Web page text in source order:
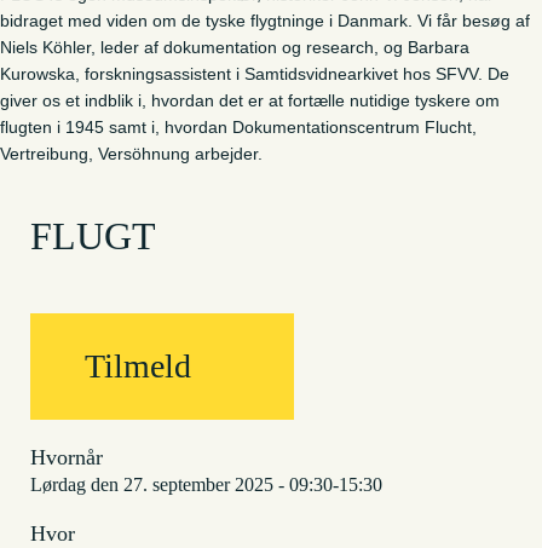
bidraget med viden om de tyske flygtninge i Danmark. Vi får besøg af
Niels Köhler, leder af dokumentation og research, og Barbara
Kurowska, forskningsassistent i Samtidsvidnearkivet hos SFVV. De
giver os et indblik i, hvordan det er at fortælle nutidige tyskere om
flugten i 1945 samt i, hvordan Dokumentationscentrum Flucht,
Vertreibung, Versöhnung arbejder.
FLUGT
Tilmeld
Hvornår
lørdag den 27. september 2025 - 09:30-15:30
Hvor